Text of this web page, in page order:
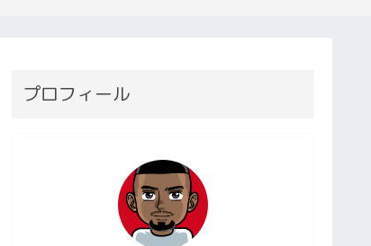
プロフィール